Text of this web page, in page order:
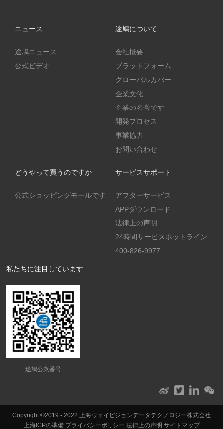
ニュース
途鳩ニュース
公式ビデオ
途鳩について
会社概要
プラットフォーム
グローバルカバー
企業文化
企業の名誉です
開発プロセス
事業協力
お問い合わせ
どうやって買うのですか
公式ショッピングモールです
サービスサポート
アフターサービス
APPダウンロード
法律上の声明
24時間サービスホットライン
400-826-9977
私たちに注目しています
途鳩公衆番号
Copyright ©2019 - 2022 上海ウェイピジョンデータテクノロジー株式会社
上海ICPの準備 プライバシーポリシー 法律上の声明 サイトマップ